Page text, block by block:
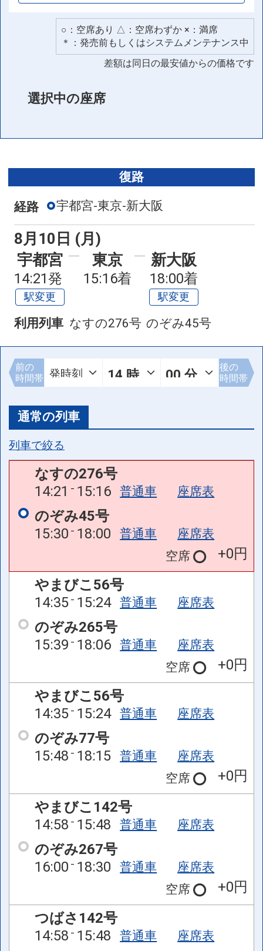
○：空席あり △：空席わずか ×：満席
＊：発売前もしくはシステムメンテナンス中
差額は同日の最安値からの価格です
選択中の座席
復路
経路 宇都宮-東京-新大阪
8月10日 (月)
宇都宮
14:21発
駅変更
東京
15:16着
新大阪
18:00着
駅変更
利用列車 なすの276号 のぞみ45号
前の
時間帯
後の
時間帯
通常の列車
列車で絞る
なすの276号
14:21
15:16 普通車 座席表
のぞみ45号
15:30 18:00 普通車
座席表
空席
+0円
やまびこ56号
14:35 15:24 普通車 座席表
のぞみ265号
15:39 18:06 普通車
座席表
空席
+0円
やまびこ56号
14:35 15:24 普通車 座席表
のぞみ77号
15:48 18:15 普通車
座席表
空席
+0円
やまびこ142号
14:58 15:48 普通車 座席表
のぞみ267号
16:00 18:30 普通車
座席表
空席
+0円
つばさ142号
14:58 15:48 普通車 座席表